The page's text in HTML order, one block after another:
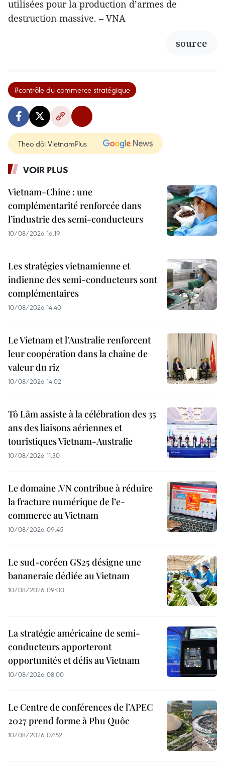
utilisées pour la production d’armes de
destruction massive. – VNA
source
#contrôle du commerce stratégique
Theo dõi VietnamPlus
VOIR PLUS
Vietnam-Chine : une
complémentarité renforcée dans
l’industrie des semi-conducteurs
10/08/2026 16:19
Les stratégies vietnamienne et
indienne des semi-conducteurs sont
complémentaires
10/08/2026 14:40
Le Vietnam et l’Australie renforcent
leur coopération dans la chaîne de
valeur du riz
10/08/2026 14:02
Tô Lâm assiste à la célébration des 35
ans des liaisons aériennes et
touristiques Vietnam-Australie
10/08/2026 11:30
Le domaine .VN contribue à réduire
la fracture numérique de l’e-
commerce au Vietnam
10/08/2026 09:45
Le sud-coréen GS25 désigne une
bananeraie dédiée au Vietnam
10/08/2026 09:00
La stratégie américaine de semi-
conducteurs apporteront
opportunités et défis au Vietnam
10/08/2026 08:00
Le Centre de conférences de l’APEC
2027 prend forme à Phu Quôc
10/08/2026 07:52